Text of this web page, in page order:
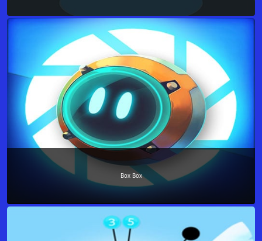
Box Box